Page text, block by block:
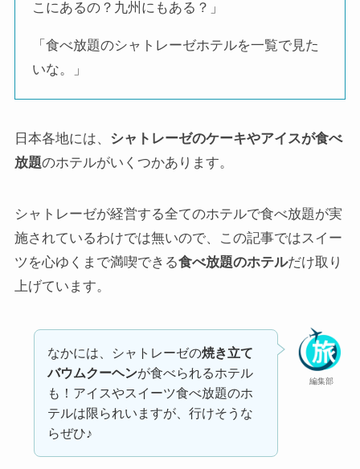
こにあるの？九州にもある？」
「食べ放題のシャトレーゼホテルを一覧で見た
いな。」
日本各地には、 シャトレーゼのケーキやアイスが食べ
放題のホテルがいくつかあります。
シャトレーゼが経営する全てのホテルで食べ放題が実
施されているわけでは無いので、この記事ではスイー
ツを心ゆくまで満喫できる食べ放題のホテルだけ取り
上げています。
編集部
なかには、シャトレーゼの焼き立て
バウムクーヘンが食べられるホテル
も！アイスやスイーツ食べ放題のホ
テルは限られいますが、行けそうな
らぜひ♪